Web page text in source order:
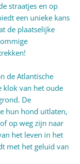
straatjes en op
een unieke kans
de plaatselijke
de Atlantische
klok van het oude
De
hun hond uitlaten,
op weg zijn naar
het leven in het
met het geluid van